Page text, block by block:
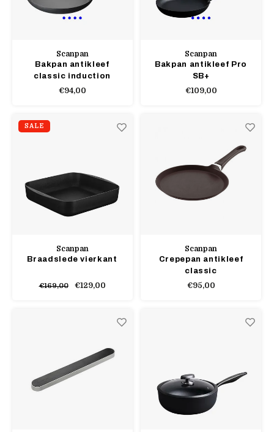
Scanpan
Bakpan antikleef
classic induction
€94,00
Scanpan
Bakpan antikleef Pro
SB+
€109,00
SALE
Scanpan
Braadslede vierkant
€169,00 €129,00
Scanpan
Crepepan antikleef
classic
€95,00